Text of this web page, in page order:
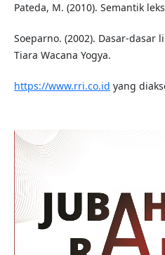
Pateda, M. (2010). Semantik
Soeparno. (2002). Dasar-dasar
Tiara Wacana Yogya.
https://www.rri.co.id yang